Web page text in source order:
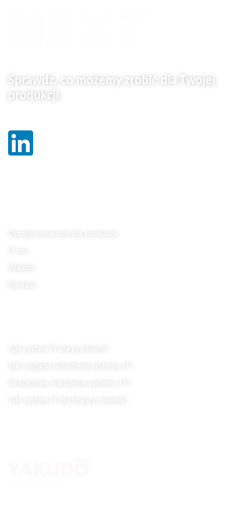
Sprawdź, co możemy zrobić dla Twojej
produkcji.